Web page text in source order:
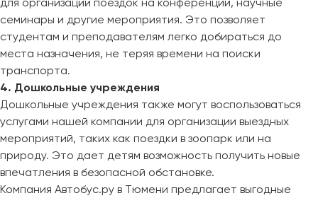
семинары и другие мероприятия. Это позволяет
студентам и преподавателям легко добираться до
места назначения, не теряя времени на поиски
транспорта.
4. Дошкольные учреждения
Дошкольные учреждения также могут воспользоваться
услугами нашей компании для организации выездных
мероприятий, таких как поездки в зоопарк или на
природу. Это дает детям возможность получить новые
впечатления в безопасной обстановке.
Компания Автобус.ру в Тюмени предлагает выгодные